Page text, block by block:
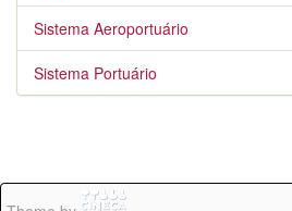
Sistema Aeroportuário
Sistema Portuário